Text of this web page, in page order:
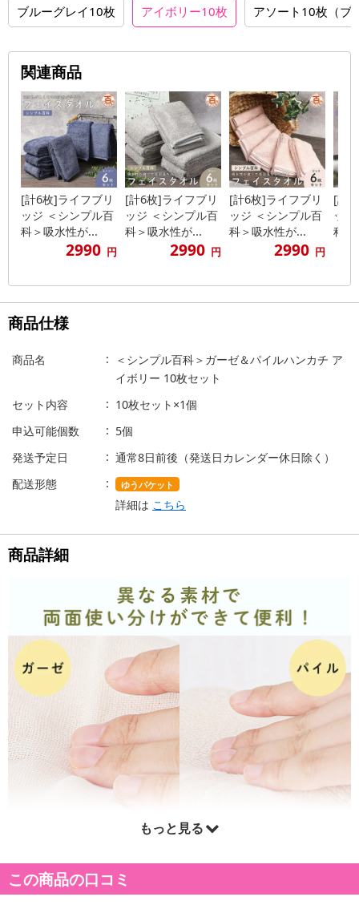
ブルーグレイ10枚 アイボリー10枚 アソート10枚（ブ
関連商品
[計6枚]ライフブリ
ッジ ＜シンプル百
科＞吸水性が...
2990 円
[計6枚]ライフブリ
ッジ ＜シンプル百
科＞吸水性が...
2990 円
[計6枚]ライフブリ
ッジ ＜シンプル百
科＞吸水性が...
2990 円
[計6
ッ
科＞
商品仕様
商品名
＜シンプル百科＞ガーゼ＆パイルハンカチ ア
イボリー 10枚セット
セット内容
10枚セット×1個
申込可能個数
5個
発送予定日
通常8日前後（発送日カレンダー休日除く）
配送形態
ゆうパケット
詳細は こちら
商品詳細
もっと見る
この商品の口コミ